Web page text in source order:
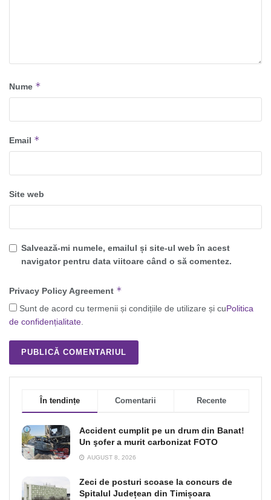
Nume *
Email *
Site web
Salvează-mi numele, emailul și site-ul web în acest
navigator pentru data viitoare când o să comentez.
Privacy Policy Agreement *
Sunt de acord cu termenii și condițiile de utilizare și cuPolitica
de confidențialitate
În tendințe Comentarii Recente
Accident cumplit pe un drum din Banat!
Un şofer a murit carbonizat FOTO
AUGUST 8, 2026
Zeci de posturi scoase la concurs de
Spitalul Județean din Timișoara